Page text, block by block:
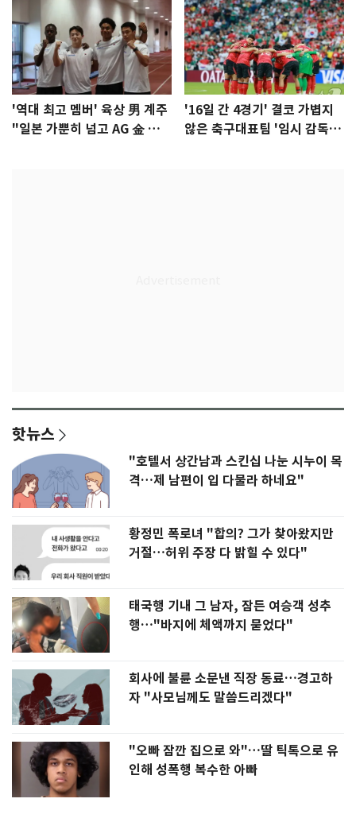
'역대 최고 멤버' 육상 男 계주
"일본 가뿐히 넘고 AG 金 따겠
'16일 간 4경기' 결코 가볍지
않은 축구대표팀 '임시 감독'
핫뉴스
"호텔서 상간남과 스킨십 나눈 시누이 목
격…제 남편이 입 다물라 하네요"
황정민 폭로녀 "합의? 그가 찾아왔지만
거절…허위 주장 다 밝힐 수 있다"
태국행 기내 그 남자, 잠든 여승객 성추
행…"바지에 체액까지 묻었다"
회사에 불륜 소문낸 직장 동료…경고하
자 "사모님께도 말씀드리겠다"
"오빠 잠깐 집으로 와"…딸 틱톡으로 유
인해 성폭행 복수한 아빠